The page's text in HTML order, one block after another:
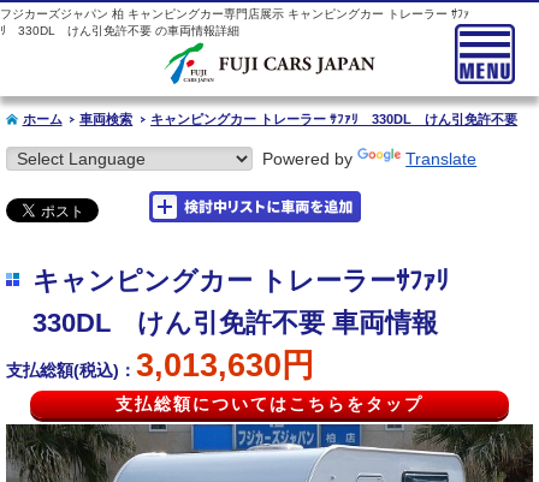
フジカーズジャパン 柏 キャンピングカー専門店展示 キャンピングカー トレーラー ｻﾌｧ
ﾘ 330DL けん引免許不要 の車両情報詳細
ホーム 車両検索 キャンピングカー トレーラー ｻﾌｧﾘ 330DL けん引免許不要
Powered by Translate
キャンピングカー トレーラーｻﾌｧﾘ
330DL けん引免許不要 車両情報
支払総額(税込)： 3,013,630円
支払総額についてはこちらをタップ